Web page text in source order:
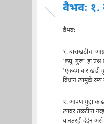
वैभवः १.
वैभवः
१. बाराखडीचा
'लघु, गुरू' हा
'एकदम बाराखडी
विधान त्यामुळे
२. आपण मुद्दा
त्यावर तळटीपा
यानंतरही देईन